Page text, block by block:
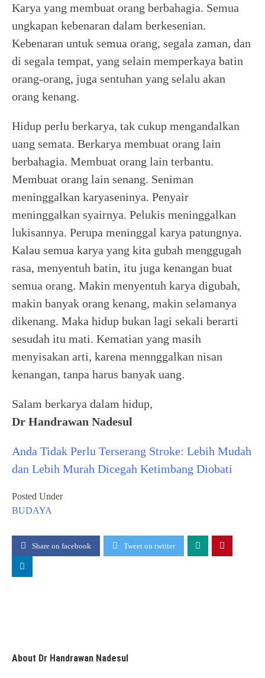
Karya yang membuat orang berbahagia. Semua
ungkapan kebenaran dalam berkesenian.
Kebenaran untuk semua orang, segala zaman, dan
di segala tempat, yang selain memperkaya batin
orang-orang, juga sentuhan yang selalu akan
orang kenang.
Hidup perlu berkarya, tak cukup mengandalkan
uang semata. Berkarya membuat orang lain
berbahagia. Membuat orang lain terbantu.
Membuat orang lain senang. Seniman
meninggalkan karyaseninya. Penyair
meninggalkan syairnya. Pelukis meninggalkan
lukisannya. Perupa meninggal karya patungnya.
Kalau semua karya yang kita gubah menggugah
rasa, menyentuh batin, itu juga kenangan buat
semua orang. Makin menyentuh karya digubah,
makin banyak orang kenang, makin selamanya
dikenang. Maka hidup bukan lagi sekali berarti
sesudah itu mati. Kematian yang masih
menyisakan arti, karena mennggalkan nisan
kenangan, tanpa harus banyak uang.
Salam berkarya dalam hidup,
Dr Handrawan Nadesul
Anda Tidak Perlu Terserang Stroke: Lebih Mudah
dan Lebih Murah Dicegah Ketimbang Diobati
Posted Under
BUDAYA
Share on facebook Tweet on twitter
About Dr Handrawan Nadesul